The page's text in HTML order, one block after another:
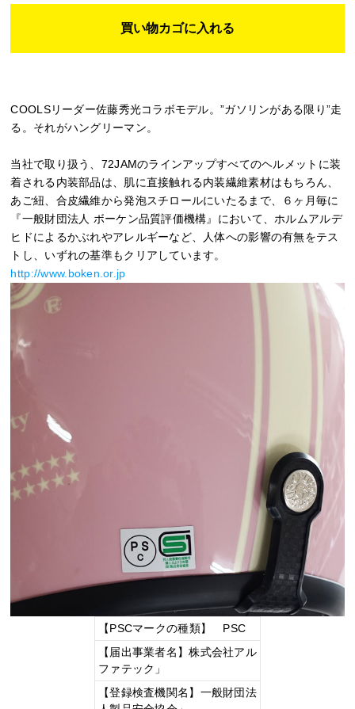
COOLSリーダー佐藤秀光コラボモデル。”ガソリンがある限り”走
る。それがハングリーマン。
当社で取り扱う、72JAMのラインアップすべてのヘルメットに装
着される内装部品は、肌に直接触れる内装繊維素材はもちろん、
あご紐、合皮繊維から発泡スチロールにいたるまで、６ヶ月毎に
『一般財団法人 ボーケン品質評価機構』において、ホルムアルデ
ヒドによるかぶれやアレルギーなど、人体への影響の有無をテス
トし、いずれの基準もクリアしています。
http://www.boken.or.jp
【PSCマークの種類】 PSC
【届出事業者名】株式会社アル
ファテック」
【登録検査機関名】一般財団法